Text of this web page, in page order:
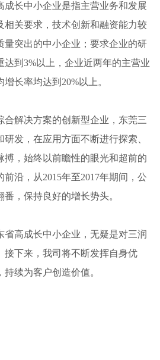
成长中小企业是指主营业务和发展
相关要求，技术创新和融资能力较
量突出的中小企业；要求企业的研
达到3%以上，企业近两年的主营业
长率均达到20%以上。
解决方案的创新型企业，东莞三
发，在应用方面不断进行探索、
搏，始终以前瞻性的眼光和超前的
沿，从2015年至2017年期间，公
，保持良好的增长势头。
高成长中小企业，无疑是对三润
接下来，我司将不断发挥自身优
续为客户创造价值。